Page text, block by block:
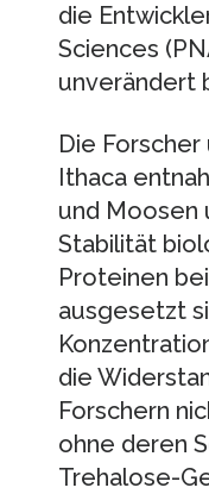
die
Sciences
unverändert
Die
Ithaca
und Moosen
Stabilität
Proteinen
ausgesetzt
die
Forschern
ohne deren
Trehalose-